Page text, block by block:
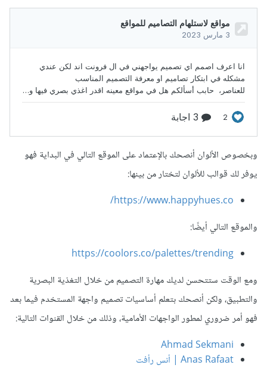
وبخصوص الألوان أنصحك بالإعتماد على الموقع التالي في البداية فهو
يوفر لك قوالب للألوان لتختار من بينها:
https://www.happyhues.co/
والموقع التالي أيضًا:
https://coolors.co/palettes/trending
ومع الوقت ستتحسن لديك مهارة التصميم من خلال التغذية البصرية
والتطبيق، ولكن أنصحك بتعلم أساسيات تصميم واجهة المستخدم فيما بعد
فهو أمر ضروري لمطور الواجهات الأمامية، وذلك من خلال القنوات التالية:
Ahmad Sekmani
Anas Rafaat | أنس رأفت